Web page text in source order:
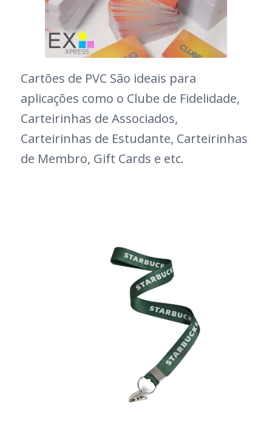
Cartões de PVC São ideais para
aplicações como o Clube de Fidelidade,
Carteirinhas de Associados,
Carteirinhas de Estudante, Carteirinhas
de Membro, Gift Cards e etc.